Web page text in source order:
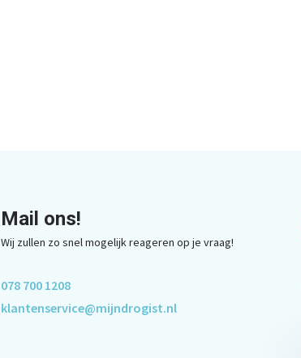
Mail ons!
Wij zullen zo snel mogelijk reageren op je vraag!
078 700 1208
klantenservice@mijndrogist.nl